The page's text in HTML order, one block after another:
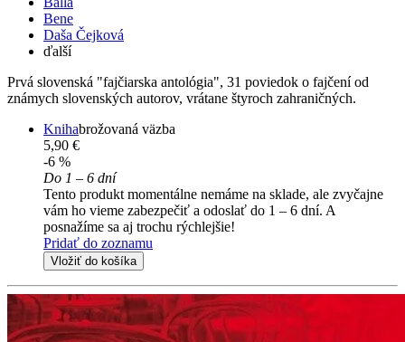
Bene
Daša Čejková
ďalší
Prvá slovenská "fajčiarska antológia", 31 poviedok o fajčení od
známych slovenských autorov, vrátane štyroch zahraničných.
Knihabrožovaná väzba
5,90 €
-6 %
Do 1 – 6 dní
Tento produkt momentálne nemáme na sklade, ale zvyčajne
vám ho vieme zabezpečiť a odoslať do 1 – 6 dní. A
posnažíme sa aj trochu rýchlejšie!
Pridať do zoznamu
Vložiť do košíka